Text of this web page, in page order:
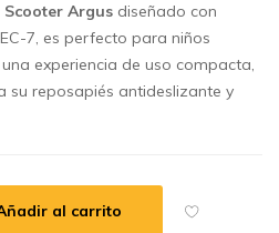
Argus diseñado con
7, es perfecto para niños
experiencia de uso compacta,
su reposapiés antideslizante y
al carrito